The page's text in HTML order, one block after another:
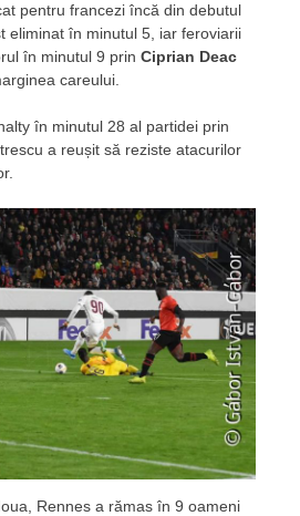
pentru francezi încă din debutul
eliminat în minutul 5, iar feroviarii
în minutul 9 prin Ciprian Deac
careului.
în minutul 28 al partidei prin
a reușit să reziste atacurilor
Rennes a rămas în 9 oameni